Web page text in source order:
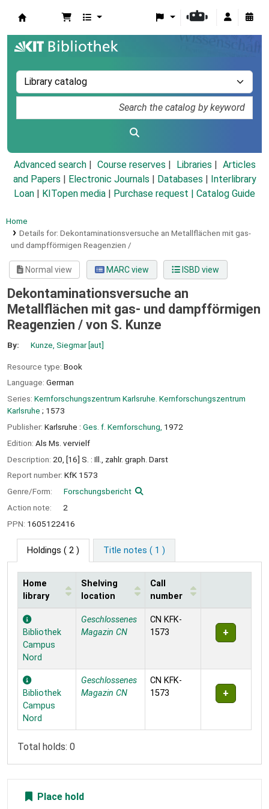
Advanced search Course reserves Libraries
Articles
and Papers
Electronic Journals Databases
Interlibrary
Loan
KITopen media Purchase request | Catalog Guide
Home
Details for: Dekontaminationsversuche an Metallflächen mit gas-
und dampfförmigen Reagenzien /
Normal view MARC view ISBD view
Dekontaminationsversuche an
Metallflächen mit gas- und dampfförmigen
Reagenzien / von S. Kunze
By: Kunze, Siegmar[aut]
Resource type: Book
Language: German
Series: Kernforschungszentrum Karlsruhe. Kernforschungszentrum
Karlsruhe ; 1573
Publisher: Karlsruhe : Ges. f. Kernforschung, 1972
Edition: Als Ms. vervielf
Description: 20, [16] S. : Ill., zahlr. graph. Darst
Report number: KfK 1573
Genre/Form:
Forschungsbericht
Action note:
2
PPN: 1605122416
Holdings ( 2 ) Title notes ( 1 )
Holdings
Home
library
Shelving
location
Call
number
Bibliothek
Campus
Nord
Geschlossenes
Magazin CN
CN KFK-
1573
Bibliothek
Campus
Nord
Geschlossenes
Magazin CN
CN KFK-
1573
Total holds: 0
Place hold